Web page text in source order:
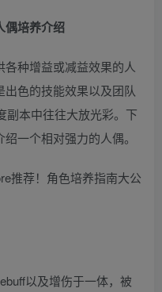
偶培养介绍
种增益或减益效果的人
色的技能效果以及团队
副本中往往大放光彩。下
一个相对强力的人偶。
以及增伤于一体，被